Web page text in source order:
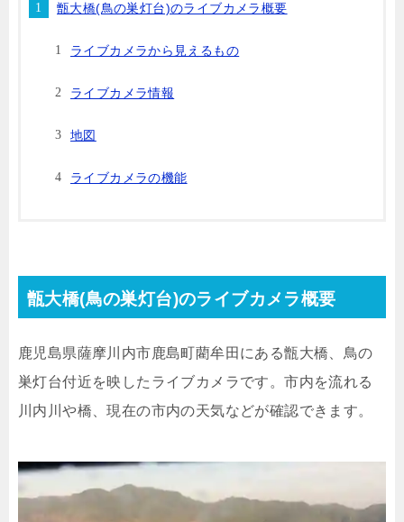
甑大橋(鳥の巣灯台)のライブカメラ概要
ライブカメラから見えるもの
ライブカメラ情報
地図
ライブカメラの機能
甑大橋(鳥の巣灯台)のライブカメラ概要
鹿児島県薩摩川内市鹿島町藺牟田にある甑大橋、鳥の
巣灯台付近を映したライブカメラです。市内を流れる
川内川や橋、現在の市内の天気などが確認できます。